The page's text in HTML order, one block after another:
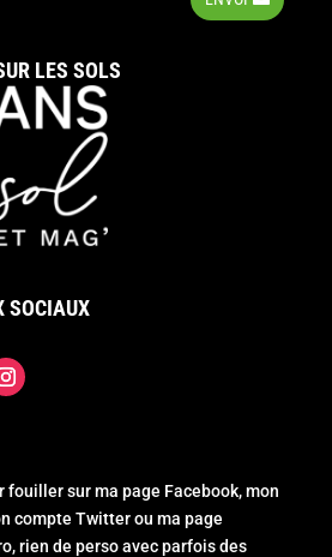
LES SOLS
SOCIAUX
fouiller sur ma page Facebook, mon
compte Twitter ou ma page
rien de perso avec parfois des